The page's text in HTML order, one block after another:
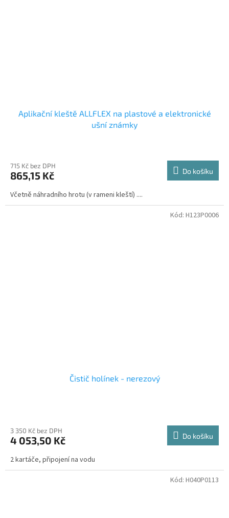
Aplikační kleště ALLFLEX na plastové a elektronické
ušní známky
715 Kč bez DPH
865,15 Kč Do košíku
Včetně náhradního hrotu (v rameni kleští) ....
Čistič holínek - nerezový
3 350 Kč bez DPH
4 053,50 Kč Do košíku
2 kartáče, připojení na vodu
Kód: H123P0006
Kód: H040P0113